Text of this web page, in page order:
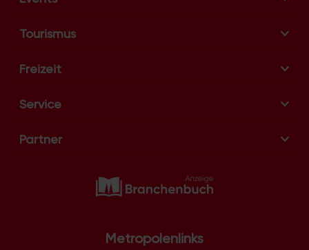
Tourismus
Freizeit
Service
Partner
Metropolenlinks